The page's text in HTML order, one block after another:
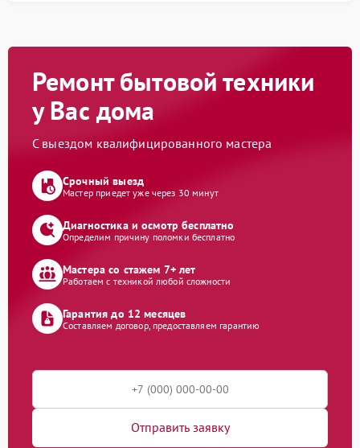
Ремонт бытовой техники
у Вас дома
С выездом квалифицированного мастера
Срочный выезд
Мастер приедет уже через 30 минут
Диагностика и осмотр бесплатно
Определим причину поломки бесплатно
Мастера со стажем 7+ лет
Работаем с техникой любой сложности
Гарантия до 12 месяцев
Составляем договор, предоставляем гарантию
Отправить заявку